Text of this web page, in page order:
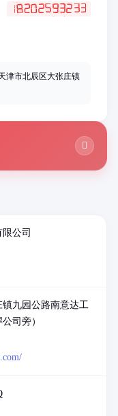
公司
九园公路南意达工
司旁）
津市北辰区大张庄镇